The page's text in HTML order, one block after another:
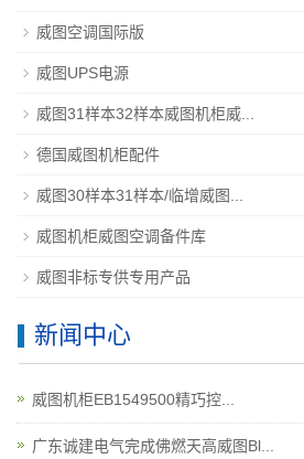
威图空调国际版
威图UPS电源
威图31样本32样本威图机柜威...
德国威图机柜配件
威图30样本31样本/临增威图...
威图机柜威图空调备件库
威图非标专供专用产品
新闻中心
威图机柜EB1549500精巧控...
广东诚建电气完成佛燃天高威图Bl...